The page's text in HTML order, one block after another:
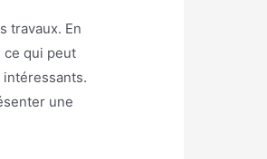
travaux. En
ce qui peut
une